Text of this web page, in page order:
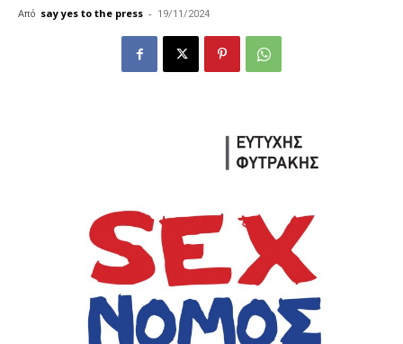
Από say yes to the press - 19/11/2024